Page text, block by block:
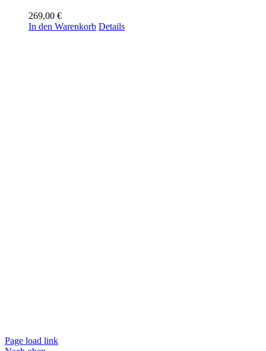
269,00 €
In den Warenkorb Details
Page load link